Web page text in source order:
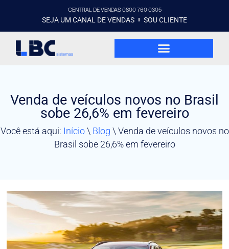
CENTRAL DE VENDAS 0800 760 0305
SEJA UM CANAL DE VENDAS SOU CLIENTE
Venda de veículos novos no Brasil
sobe 26,6% em fevereiro
Você está aqui: Início\ Blog \ Venda de veículos novos no
Brasil sobe 26,6% em fevereiro